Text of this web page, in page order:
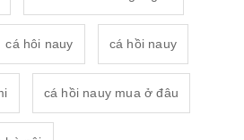
cá hôi nauy cá hồi nauy
cá hồi nauy mua ở đâu